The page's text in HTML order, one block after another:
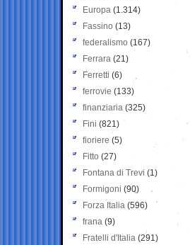
Europa (1.314)
Fassino (13)
federalismo (167)
Ferrara (21)
Ferretti (6)
ferrovie (133)
finanziaria (325)
Fini (821)
fioriere (5)
Fitto (27)
Fontana di Trevi (1)
Formigoni (90)
Forza Italia (596)
frana (9)
Fratelli d'Italia (291)